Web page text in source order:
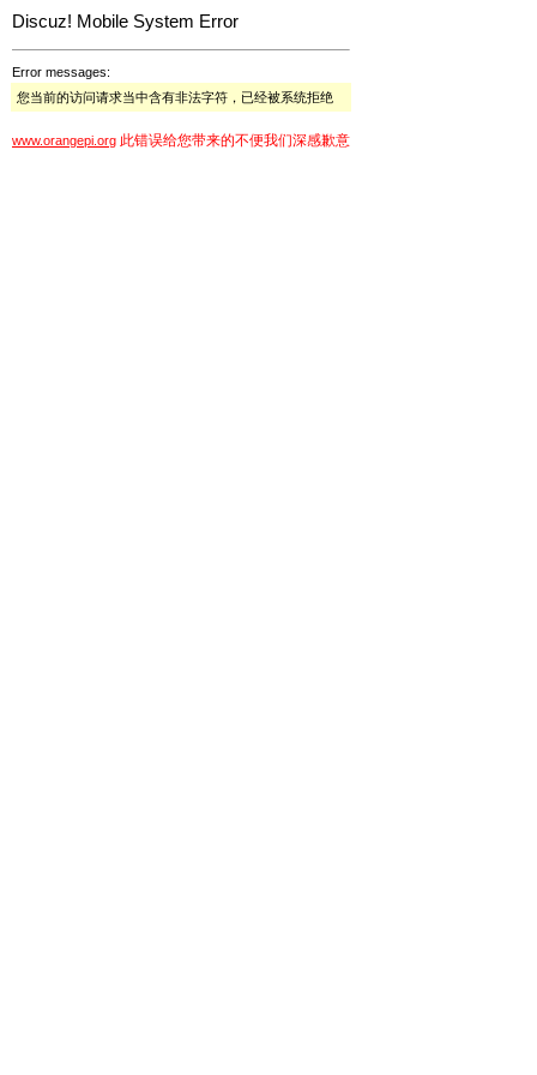
Discuz! Mobile System Error
Error messages:
您当前的访问请求当中含有非法字符，已经被系统拒绝
www.orangepi.org 此错误给您带来的不便我们深感歉意